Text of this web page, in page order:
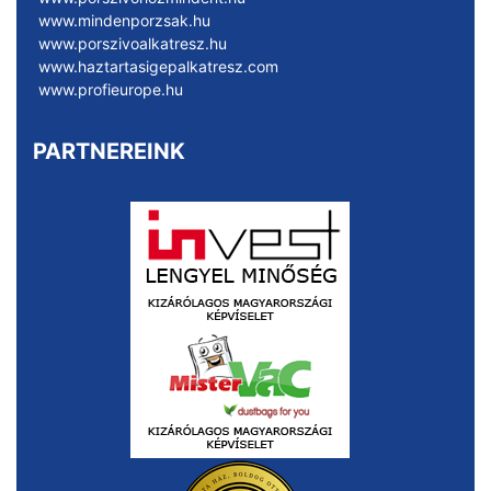
www.mindenporzsak.hu
www.porszivoalkatresz.hu
www.haztartasigepalkatresz.com
www.profieurope.hu
PARTNEREINK